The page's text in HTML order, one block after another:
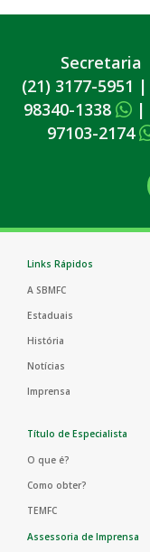
Secretaria
(21) 3177-5951 |
98340-1338
|
97103-2174
Links Rápidos
A SBMFC
Estaduais
História
Notícias
Imprensa
Título de Especialista
O que é?
Como obter?
TEMFC
Assessoria de Imprensa